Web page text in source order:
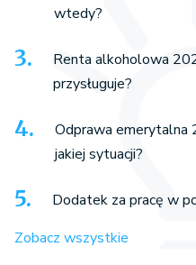
wtedy?
Renta alkoholowa
przysługuje?
Odprawa emerytalna
jakiej sytuacji?
Dodatek za pracę w
Zobacz wszystkie